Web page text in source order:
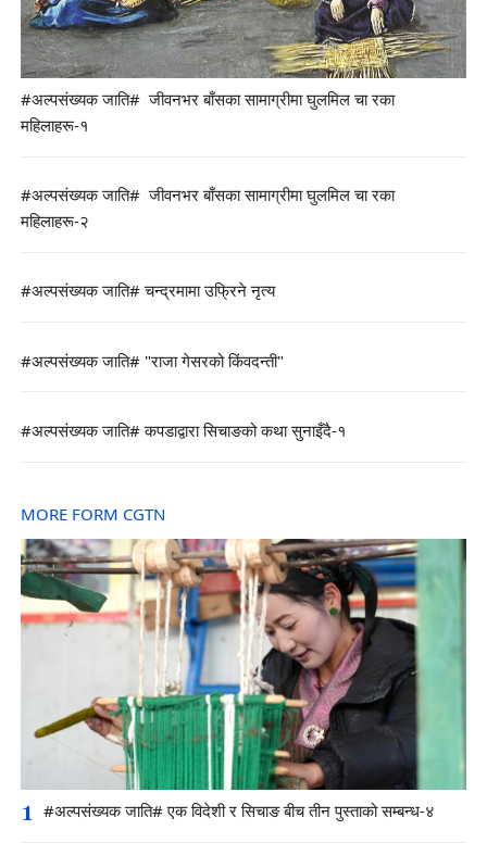
#अल्पसंख्यक जाति# जीवनभर बाँसका सामाग्रीमा घुलमिल चा रका
महिलाहरू-१
#अल्पसंख्यक जाति# जीवनभर बाँसका सामाग्रीमा घुलमिल चा रका
महिलाहरू-२
#अल्पसंख्यक जाति# चन्द्रमामा उफ्रिने नृत्य
#अल्पसंख्यक जाति# "राजा गेसरको किंवदन्ती"
#अल्पसंख्यक जाति# कपडाद्वारा सिचाङको कथा सुनाइँदै-१
MORE FORM CGTN
1 #अल्पसंख्यक जाति# एक विदेशी र सिचाङ बीच तीन पुस्ताको सम्बन्ध-४